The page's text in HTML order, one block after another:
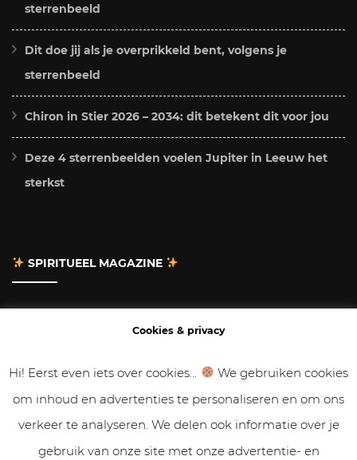
sterrenbeeld
Dit doe jij als je overprikkeld bent, volgens je
sterrenbeeld
Chiron in Stier 2026 – 2034: dit betekent dit voor jou
Deze 4 sterrenbeelden voelen Jupiter in Leeuw het
sterkst
SPIRITUEEL MAGAZINE
Gastbloggen
Samenwerken
Cookies & privacy
Hi! Eerst even iets over cookies...
We gebruiken cookies
om inhoud en advertenties te personaliseren en om ons
verkeer te analyseren. We delen ook informatie over je
gebruik van onze site met onze advertentie- en